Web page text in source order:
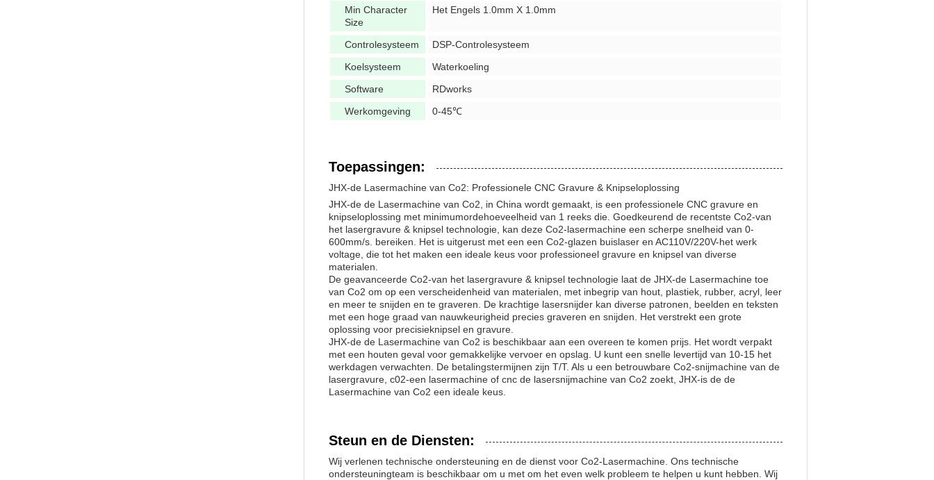
Min Character
Size
Het Engels 1.0mm X 1.0mm
Controlesysteem
DSP-Controlesysteem
Koelsysteem
Waterkoeling
Software
RDworks
Werkomgeving
0-45℃
Toepassingen:
JHX-de Lasermachine van Co2: Professionele CNC Gravure & Knipseloplossing
JHX-de de Lasermachine van Co2, in China wordt gemaakt, is een professionele CNC gravure en
knipseloplossing met minimumordehoeveelheid van 1 reeks die. Goedkeurend de recentste Co2-van
het lasergravure & knipsel technologie, kan deze Co2-lasermachine een scherpe snelheid van 0-
600mm/s. bereiken. Het is uitgerust met een een Co2-glazen buislaser en AC110V/220V-het werk
voltage, die tot het maken een ideale keus voor professioneel gravure en knipsel van diverse
materialen.
De geavanceerde Co2-van het lasergravure & knipsel technologie laat de JHX-de Lasermachine toe
van Co2 om op een verscheidenheid van materialen, met inbegrip van hout, plastiek, rubber, acryl, leer
en meer te snijden en te graveren. De krachtige lasersnijder kan diverse patronen, beelden en teksten
met een hoge graad van nauwkeurigheid precies graveren en snijden. Het verstrekt een grote
oplossing voor precisieknipsel en gravure.
JHX-de de Lasermachine van Co2 is beschikbaar aan een overeen te komen prijs. Het wordt verpakt
met een houten geval voor gemakkelijke vervoer en opslag. U kunt een snelle levertijd van 10-15 het
werkdagen verwachten. De betalingstermijnen zijn T/T. Als u een betrouwbare Co2-snijmachine van de
lasergravure, c02-een lasermachine of cnc de lasersnijmachine van Co2 zoekt, JHX-is de de
Lasermachine van Co2 een ideale keus.
Steun en de Diensten:
Wij verlenen technische ondersteuning en de dienst voor Co2-Lasermachine. Ons technische
ondersteuningteam is beschikbaar om u met om het even welk probleem te helpen u kunt hebben. Wij